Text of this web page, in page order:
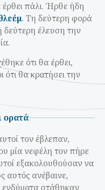
πάλι. Ήρθε ήδη
. Τη δεύτερη φορά
δεύτερη έλευση την
ότι θα έρθει,
ότι θα κρατήσει την
ορατά
τον έβλεπαν,
μία νεφέλη τον πήρε
εξακολουθούσαν να
αυτός ανέβαινε,
στάθηκαν